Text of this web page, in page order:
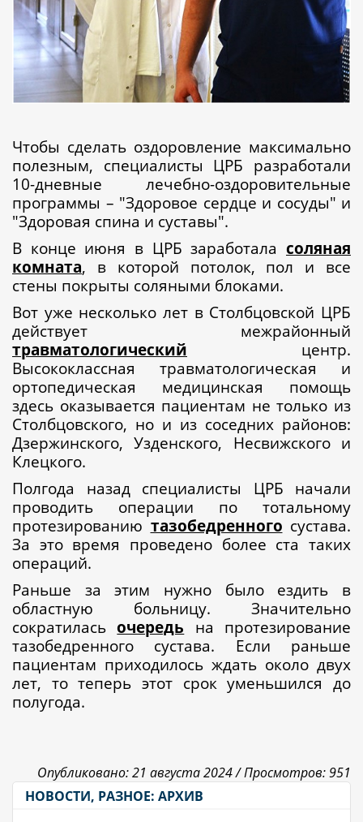
Чтобы сделать оздоровление максимально
полезным, специалисты ЦРБ разработали
10-дневные лечебно-оздоровительные
программы – "Здоровое сердце и сосуды" и
"Здоровая спина и суставы".
В конце июня в ЦРБ заработала соляная
комната, в которой потолок, пол и все
стены покрыты соляными блоками.
Вот уже несколько лет в Столбцовской ЦРБ
действует межрайонный
травматологический центр.
Высококлассная травматологическая и
ортопедическая медицинская помощь
здесь оказывается пациентам не только из
Столбцовского, но и из соседних районов:
Дзержинского, Узденского, Несвижского и
Клецкого.
Полгода назад специалисты ЦРБ начали
проводить операции по тотальному
протезированию тазобедренного сустава.
За это время проведено более ста таких
операций.
Раньше за этим нужно было ездить в
областную больницу. Значительно
сократиласьочередь на протезирование
тазобедренного сустава. Если раньше
пациентам приходилось ждать около двух
лет, то теперь этот срок уменьшился до
полугода.
Опубликовано: 21 августа 2024 /Просмотров: 951
НОВОСТИ, РАЗНОЕ: АРХИВ